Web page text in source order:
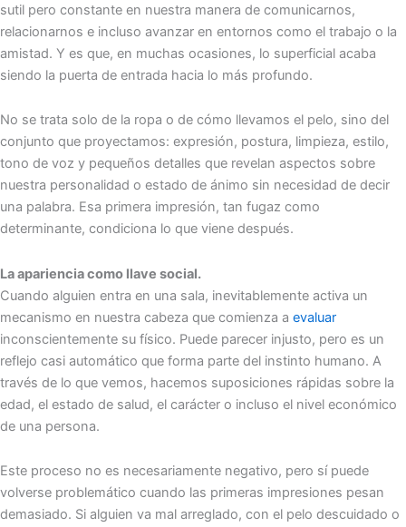
sutil pero constante en nuestra manera de comunicarnos,
relacionarnos e incluso avanzar en entornos como el trabajo o la
amistad. Y es que, en muchas ocasiones, lo superficial acaba
siendo la puerta de entrada hacia lo más profundo.
No se trata solo de la ropa o de cómo llevamos el pelo, sino del
conjunto que proyectamos: expresión, postura, limpieza, estilo,
tono de voz y pequeños detalles que revelan aspectos sobre
nuestra personalidad o estado de ánimo sin necesidad de decir
una palabra. Esa primera impresión, tan fugaz como
determinante, condiciona lo que viene después.
La apariencia como llave social.
Cuando alguien entra en una sala, inevitablemente activa un
mecanismo en nuestra cabeza que comienza a evaluar
inconscientemente su físico. Puede parecer injusto, pero es un
reflejo casi automático que forma parte del instinto humano. A
través de lo que vemos, hacemos suposiciones rápidas sobre la
edad, el estado de salud, el carácter o incluso el nivel económico
de una persona.
Este proceso no es necesariamente negativo, pero sí puede
volverse problemático cuando las primeras impresiones pesan
demasiado. Si alguien va mal arreglado, con el pelo descuidado o